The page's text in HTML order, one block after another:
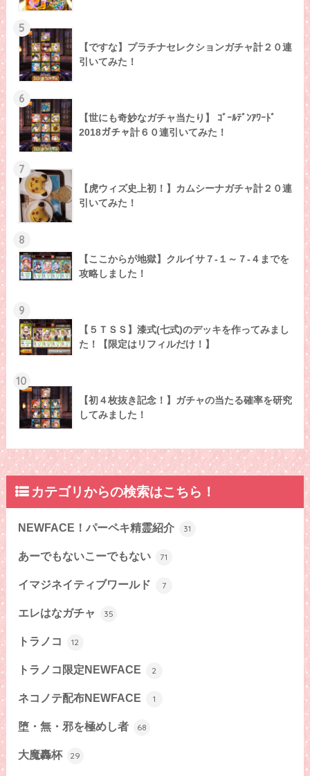
5
【ですな】プラチナセレクションガチャ計２０連
引いてみた！
6
【世にも奇妙なガチャ当たり】 ｺﾞｰﾙﾃﾞﾝｱﾜｰﾄﾞ
2018ガチャ計６０連引いてみた！
7
【虎ウィズ史上初！】カムシーナガチャ計２０連
引いてみた！
8
【ここからが地獄】クルイサ７-１～７-４までを
攻略しました！
9
【５ＴＳＳ】漆式(七式)のデッキを作ってみまし
た！【限定はリフィルだけ！】
10
【初４枚抜き記念！】ガチャの当たる確率を研究
してみました！
カテゴリからの検索はこちら！
NEWFACE！パーペキ精霊紹介 31
あーでもないこーでもない 71
イマジネイティブワールド 7
エレはなガチャ 35
トラノコ 12
トラノコ限定NEWFACE 2
ネコノテ配布NEWFACE 1
堕・無・邪を極めし者 68
大魔轟杯 29